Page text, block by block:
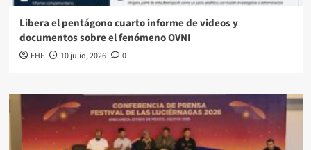
Libera el pentágono cuarto informe de videos y
documentos sobre el fenómeno OVNI
EHF 10 julio, 2026 0